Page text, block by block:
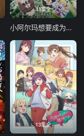
11集全
小阿尔玛想要成为家人
13集全